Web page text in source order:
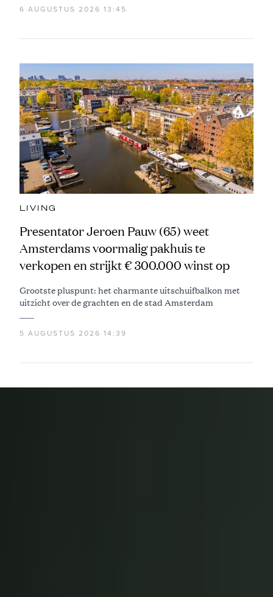
6 AUGUSTUS 2026 13:45
LIVING
Presentator Jeroen Pauw (65) weet
Amsterdams voormalig pakhuis te
verkopen en strijkt € 300.000 winst op
Grootste pluspunt: het charmante uitschuifbalkon met
uitzicht over de grachten en de stad Amsterdam
5 AUGUSTUS 2026 14:39